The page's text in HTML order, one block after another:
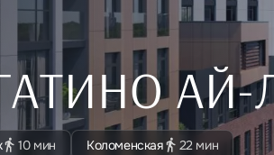
АЙ-
10 мин Коломенская 22 мин